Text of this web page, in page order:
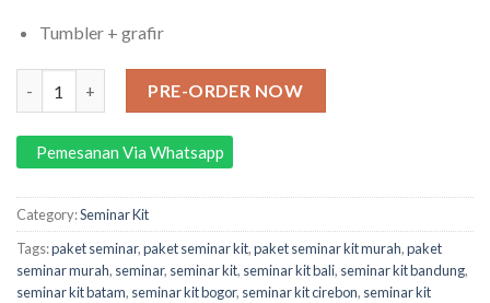
Tumbler + grafir
PRE-ORDER NOW
Pemesanan Via Whatsapp
Category:Seminar Kit
Tags:paket seminar,paket seminar kit,paket seminar kit murah,paket
seminar murah, seminar, seminar kit, seminar kit bali, seminar kit bandung,
seminar kit batam, seminar kit bogor, seminar kit cirebon, seminar kit